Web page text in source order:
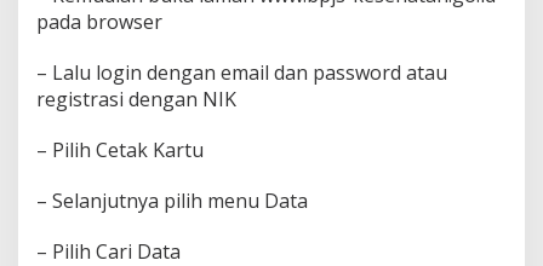
pada browser
– Lalu login dengan email dan password atau
registrasi dengan NIK
– Pilih Cetak Kartu
– Selanjutnya pilih menu Data
– Pilih Cari Data